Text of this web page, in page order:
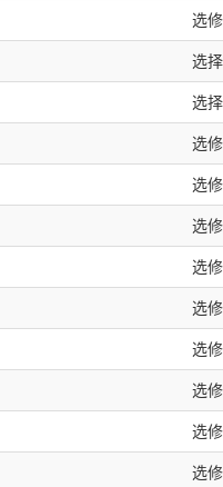
选修
选
选
选修
选修
选修
选修
选修
选修
选修
选修
选修